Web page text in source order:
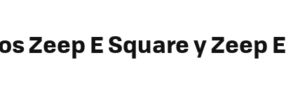
Zeep E Square y Zeep E